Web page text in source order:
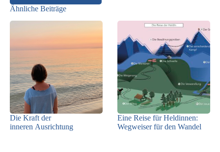
Ähnliche Beiträge
Die Kraft der
inneren Ausrichtung
Eine Reise für Heldinnen:
Wegweiser für den Wandel